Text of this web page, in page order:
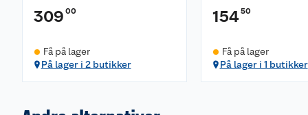
309 00
Få på lager
På lager i 2 butikker
15450
Få på lager
På lager i 1 butikker